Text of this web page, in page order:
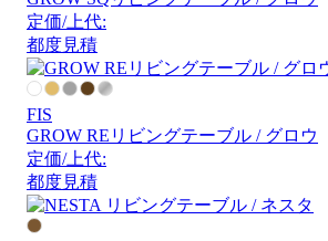
定価/上代:
都度見積
FIS
GROW REリビングテーブル / グロウ
定価/上代:
都度見積